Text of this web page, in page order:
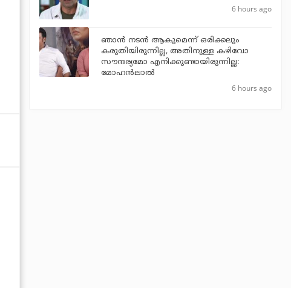
6 hours ago
ഞാൻ നടൻ ആകുമെന്ന് ഒരിക്കലും
കരുതിയിരുന്നില്ല, അതിനുള്ള കഴിവോ
സൗന്ദര്യമോ എനിക്കുണ്ടായിരുന്നില്ല:
മോഹൻലാൽ
6 hours ago